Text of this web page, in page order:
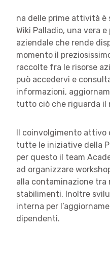
na delle prime attività è
Wiki Palladio, una vera e
aziendale che rende
momento il
raccolte fra le risorse
può accedervi e
informazioni,
tutto ciò che riguarda il
Il coinvolgimento attivo
tutte le iniziative della
per questo il team
ad organizzare
alla contaminazione tra
stabilimenti. Inoltre
interna per
dipendenti.